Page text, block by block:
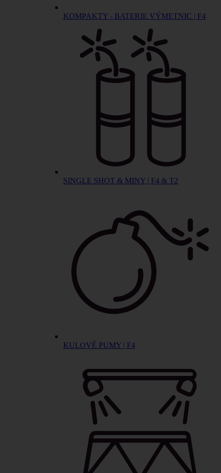
KOMPAKTY - BATERIE VÝMETNIC | F4
SINGLE SHOT & MINY | F4 & T2
KULOVÉ PUMY | F4